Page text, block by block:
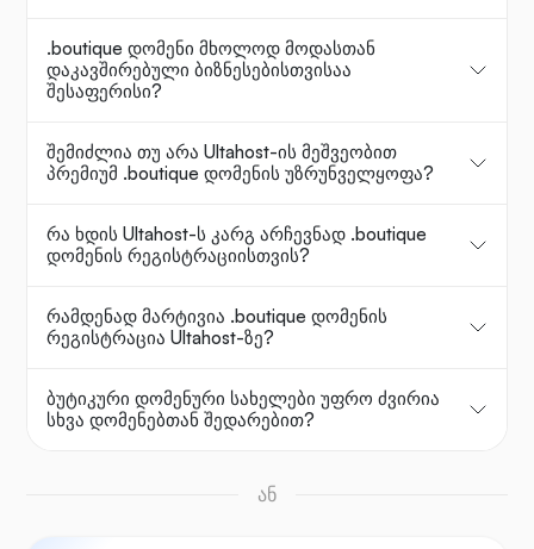
.boutique დომენი მხოლოდ მოდასთან
დაკავშირებული ბიზნესებისთვისაა
შესაფერისი?
შემიძლია თუ არა Ultahost-ის მეშვეობით
პრემიუმ .boutique დომენის უზრუნველყოფა?
რა ხდის Ultahost-ს კარგ არჩევნად .boutique
დომენის რეგისტრაციისთვის?
რამდენად მარტივია .boutique დომენის
რეგისტრაცია Ultahost-ზე?
ბუტიკური დომენური სახელები უფრო ძვირია
სხვა დომენებთან შედარებით?
ან